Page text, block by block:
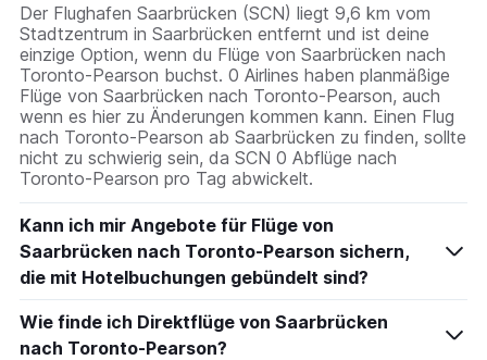
Der Flughafen Saarbrücken (SCN) liegt 9,6 km vom
Stadtzentrum in Saarbrücken entfernt und ist deine
einzige Option, wenn du Flüge von Saarbrücken nach
Toronto-Pearson buchst. 0 Airlines haben planmäßige
Flüge von Saarbrücken nach Toronto-Pearson, auch
wenn es hier zu Änderungen kommen kann. Einen Flug
nach Toronto-Pearson ab Saarbrücken zu finden, sollte
nicht zu schwierig sein, da SCN 0 Abflüge nach
Toronto-Pearson pro Tag abwickelt.
Kann ich mir Angebote für Flüge von
Saarbrücken nach Toronto-Pearson sichern,
die mit Hotelbuchungen gebündelt sind?
Wie finde ich Direktflüge von Saarbrücken
nach Toronto-Pearson?